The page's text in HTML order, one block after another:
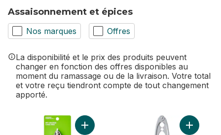
Assaisonnement et épices
Nos marques Offres
La disponibilité et le prix des produits peuvent
changer en fonction des offres disponibles au
moment du ramassage ou de la livraison. Votre total
et votre reçu tiendront compte de tout changement
apporté.
Ajouter Casse-noix en acier inoxydable
Ajouter